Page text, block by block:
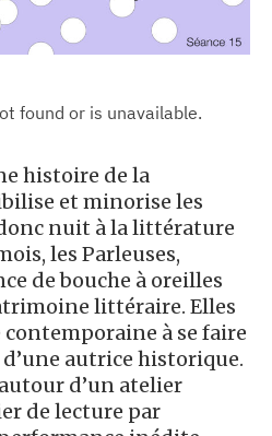
histoire de la
et minorise les
nuit à la littérature
les Parleuses,
de bouche à oreilles
littéraire. Elles
à se faire
autrice historique.
d’un atelier
de lecture par